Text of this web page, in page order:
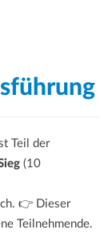
Teil der
(10
👉 Dieser
Teilnehmende.